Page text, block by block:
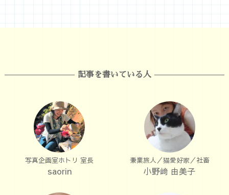
記事を書いている人
写真企画室ホトリ 室長
saorin
兼業旅人／猫愛好家／社畜
小野﨑 由美子